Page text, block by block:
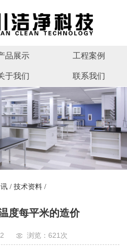
品展示 工程案例
于我们 联系我们
/ 技术资料 /
度每平米的造价
浏览：621次